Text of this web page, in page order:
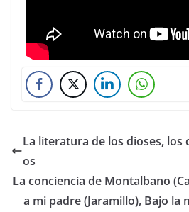
La literatura de los dioses,
os
La conciencia de Montalbano
a mi padre (Jaramillo), Bajo la